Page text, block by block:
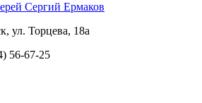
Сергий Ермаков
ул. Торцева, 18а
56-67-25